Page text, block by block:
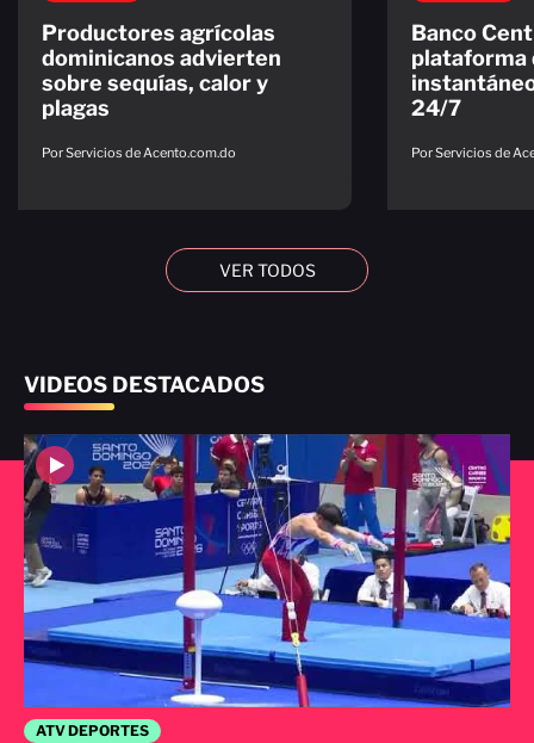
Productores agrícolas
dominicanos advierten
sobre sequías, calor y
plagas
Por Servicios de Acento.com.do
Banco
plataforma
24/7
Por Servicios de
VER TODOS
VIDEOS DESTACADOS
ATV DEPORTES